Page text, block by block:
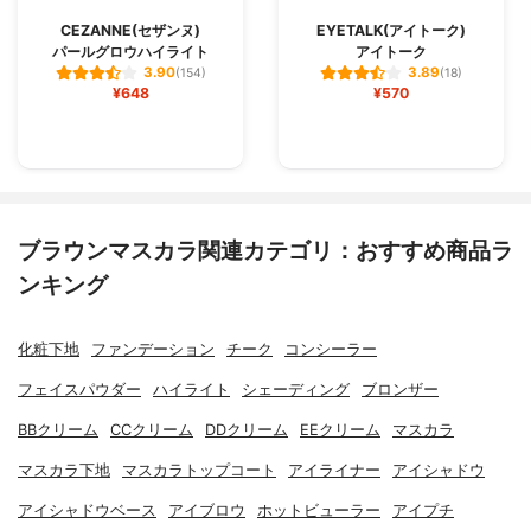
CEZANNE(セザンヌ)
パールグロウハイライト
3.90(154)
¥648
EYETALK(アイトーク)
アイトーク
3.89(18)
¥570
ブラウンマスカラ関連カテゴリ：おすすめ商品ラ
ンキング
化粧下地 ファンデーション チーク コンシーラー
フェイスパウダー ハイライト シェーディング ブロンザー
BBクリーム CCクリーム DDクリーム EEクリーム マスカラ
マスカラ下地 マスカラトップコート アイライナー アイシャドウ
アイシャドウベース アイブロウ ホットビューラー アイプチ